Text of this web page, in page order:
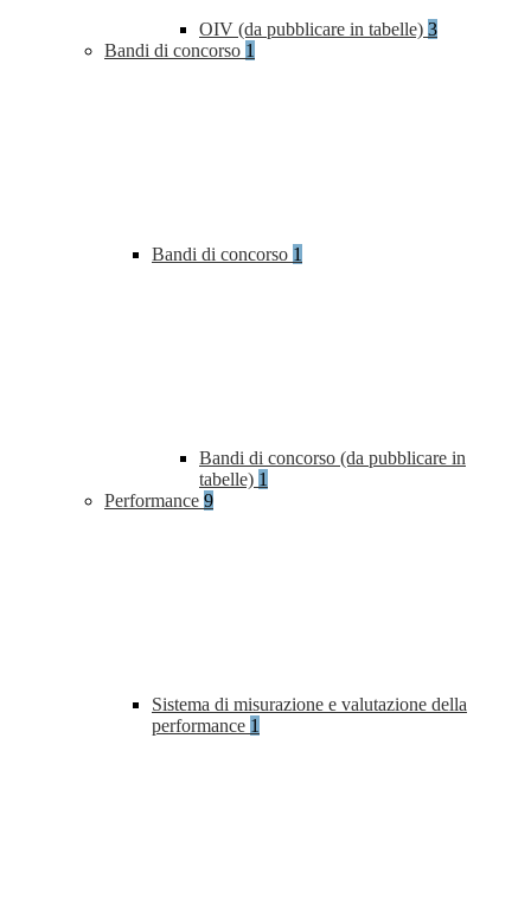
OIV (da pubblicare in tabelle) 3
Bandi di concorso 1
Bandi di concorso 1
Bandi di concorso (da pubblicare in
tabelle) 1
Performance 9
Sistema di misurazione e valutazione della
performance 1